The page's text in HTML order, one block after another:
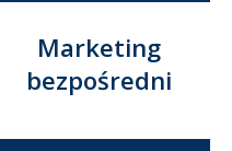
Marketing
bezpośredni